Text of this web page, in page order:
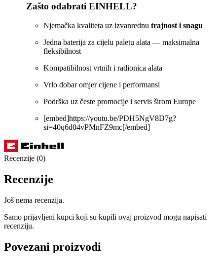
Zašto odabrati EINHELL?
Njemačka kvaliteta uz izvanrednu trajnost i snagu
Jedna baterija za cijelu paletu alata — maksimalna
fleksibilnost
Kompatibilnost vrtnih i radionica alata
Vrlo dobar omjer cijene i performansi
Podrška uz česte promocije i servis širom Europe
[embed]https://youtu.be/PDH5NgV8D7g?
si=40q6d04vPMnFZ9mc[/embed]
Recenzije (0)
Recenzije
Još nema recenzija.
Samo prijavljeni kupci koji su kupili ovaj proizvod mogu napisati
recenziju.
Povezani proizvodi